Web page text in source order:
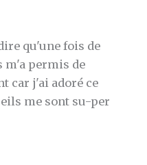
qu'une fois de
m'a permis de
car j'ai adoré ce
me sont su-per